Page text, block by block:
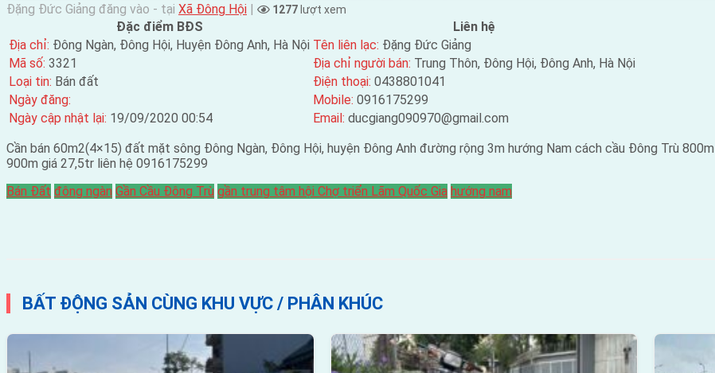
Đặng Đức Giảng đăng vào - tại Xã Đông Hội | 1277 lượt xem
Đặc điểm BĐS
Liên hệ
Địa chỉ: Đông Ngàn, Đông Hội, Huyện Đông Anh, Hà Nội Tên liên lạc: Đặng Đức Giảng
Mã số: 3321 Địa chỉ người bán: Trung Thôn, Đông Hội, Đông Anh, Hà Nội
Loại tin: Bán đất Điện thoại: 0438801041
Ngày đăng:
Mobile: 0916175299
Ngày cập nhật lại: 19/09/2020 00:54 Email: ducgiang090970@gmail.com
Cần bán 60m2(4×15) đất mặt sông Đông Ngàn, Đông Hội, huyện Đông Anh đường rộng 3m hướng Nam cách cầu Đông Trù
900m giá 27,5tr liên hệ 0916175299
Bán Đất đông ngàn Gần Cầu Đông Trù gần trung tâm hội Chợ triển Lãm Quốc Gia hướng nam
BẤT ĐỘNG SẢN CÙNG KHU VỰC / PHÂN KHÚC